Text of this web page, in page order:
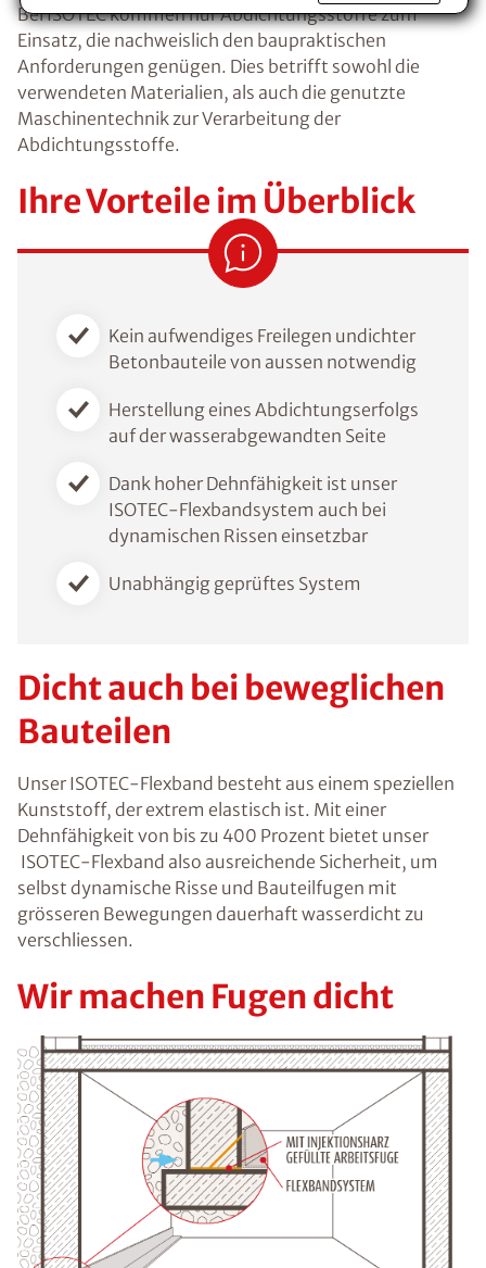
Bei ISOTEC kommen nur Abdichtungsstoffe zum
Einsatz, die nachweislich den baupraktischen
Anforderungen genügen. Dies betrifft sowohl die
verwendeten Materialien, als auch die genutzte
Maschinentechnik zur Verarbeitung der
Abdichtungsstoffe.
Ihre Vorteile im Überblick
Kein aufwendiges Freilegen undichter
Betonbauteile von aussen notwendig
Herstellung eines Abdichtungserfolgs
auf der wasserabgewandten Seite
Dank hoher Dehnfähigkeit ist unser
ISOTEC-Flexbandsystem auch bei
dynamischen Rissen einsetzbar
Unabhängig geprüftes System
Dicht auch bei beweglichen
Bauteilen
Unser ISOTEC-Flexband besteht aus einem speziellen
Kunststoff, der extrem elastisch ist. Mit einer
Dehnfähigkeit von bis zu 400 Prozent bietet unser
ISOTEC-Flexband also ausreichende Sicherheit, um
selbst dynamische Risse und Bauteilfugen mit
grösseren Bewegungen dauerhaft wasserdicht zu
verschliessen.
Wir machen Fugen dicht
Voraussetzung für den Erhalt des kostenfreien
Ratgebers ist die Anmeldung zu unserem Newsletter.